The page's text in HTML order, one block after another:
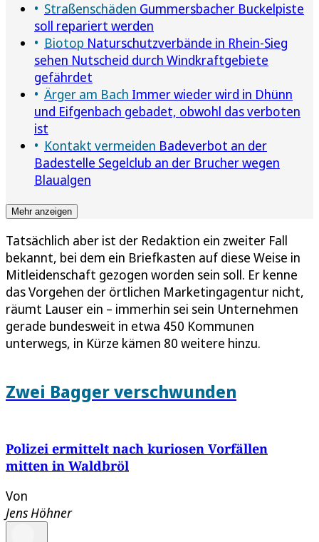
Straßenschäden Gummersbacher Buckelpiste
soll repariert werden
Biotop Naturschutzverbände in Rhein-Sieg
sehen Nutscheid durch Windkraftgebiete
gefährdet
Ärger am Bach Immer wieder wird in Dhünn
und Eifgenbach gebadet, obwohl das verboten
ist
Kontakt vermeiden Badeverbot an der
Badestelle Segelclub an der Brucher wegen
Blaualgen
Mehr anzeigen
Tatsächlich aber ist der Redaktion ein zweiter Fall
bekannt, bei dem ein Briefkasten auf diese Weise in
Mitleidenschaft gezogen worden sein soll. Er kenne
das Vorgehen der örtlichen Marketingagentur nicht,
räumt Lauser ein – immerhin sei sein Unternehmen
gerade bundesweit in etwa 450 Kommunen
unterwegs, in Kürze kämen 80 weitere hinzu.
Zwei Bagger verschwunden
Polizei ermittelt nach kuriosen Vorfällen
mitten in Waldbröl
Von
Jens Höhner